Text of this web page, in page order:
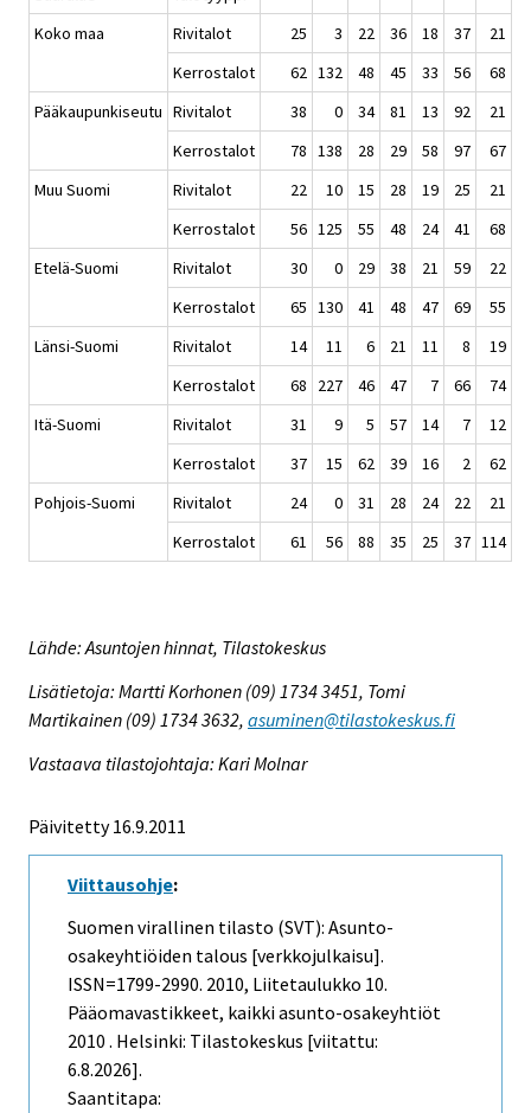
Koko maa
Rivitalot 25 3 22 36 18 37
21
Kerrostalot
62 132 48 45 33 56
68
Pääkaupunkiseutu Rivitalot 38 0 34 81 13 92
21
Kerrostalot
78 138 28 29 58 97
67
Muu Suomi
Rivitalot 22 10 15 28 19 25
21
Kerrostalot
56 125 55 48 24 41
68
Etelä-Suomi
Rivitalot 30 0 29 38 21 59
22
Kerrostalot
65 130 41 48 47 69
55
Länsi-Suomi
Rivitalot 14 11 6 21 11 8
19
Kerrostalot
68 227 46 47 7 66
74
Itä-Suomi
Rivitalot 31 9 5 57 14 7
12
Kerrostalot
37 15 62 39 16 2
62
Pohjois-Suomi
Rivitalot 24 0 31 28 24 22
21
Kerrostalot
61 56 88 35 25 37 114
Lähde: Asuntojen hinnat, Tilastokeskus
Lisätietoja: Martti Korhonen (09) 1734 3451, Tomi
Martikainen (09) 1734 3632, asuminen@tilastokeskus.fi
Vastaava tilastojohtaja: Kari Molnar
Päivitetty 16.9.2011
Viittausohje:
Suomen virallinen tilasto (SVT): Asunto-
osakeyhtiöiden talous [verkkojulkaisu].
ISSN=1799-2990. 2010, Liitetaulukko 10.
Pääomavastikkeet, kaikki asunto-osakeyhtiöt
2010 . Helsinki: Tilastokeskus [viitattu:
6.8.2026].
Saantitapa: